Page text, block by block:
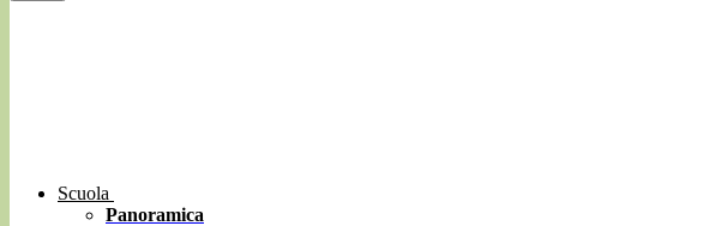
Scuola
Panoramica